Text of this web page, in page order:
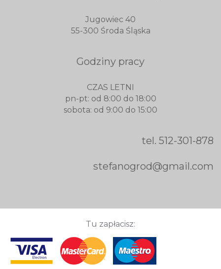
Jugowiec 40
55-300 Środa Śląska
Godziny pracy
CZAS LETNI
pn-pt: od 8:00 do 18:00
sobota: od 9:00 do 15:00
tel. 512-301-878
stefanogrod@gmail.com
Tu zapłacisz: